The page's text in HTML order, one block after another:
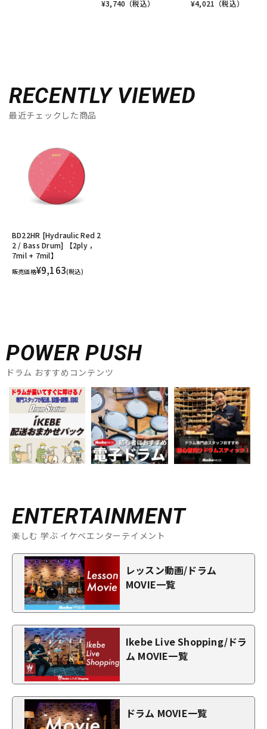
¥3,740 （税込） ¥4,021 （税込）
RECENTLY VIEWED
最近チェックした商品
BD22HR [Hydraulic Red 2
2 / Bass Drum] 【2ply ，
7mil + 7mil】
販売価格¥9,163(税込)
POWER PUSH
ドラム おすすめコンテンツ
ENTERTAINMENT
楽しむ 学ぶ イケベエンターテイメント
レッスン動画/ドラム
MOVIE一覧
Ikebe Live Shopping/ドラ
ム MOVIE一覧
ドラム MOVIE一覧